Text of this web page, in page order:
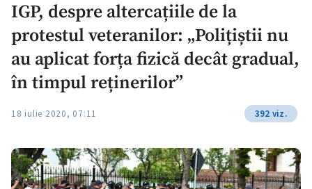
Special
+1
Blog
ZdGust
IGP, despre altercațiile de la
protestul veteranilor: „Polițiștii nu
au aplicat forța fizică decât gradual,
în timpul reținerilor”
18 iulie 2020, 07:11 392 viz.